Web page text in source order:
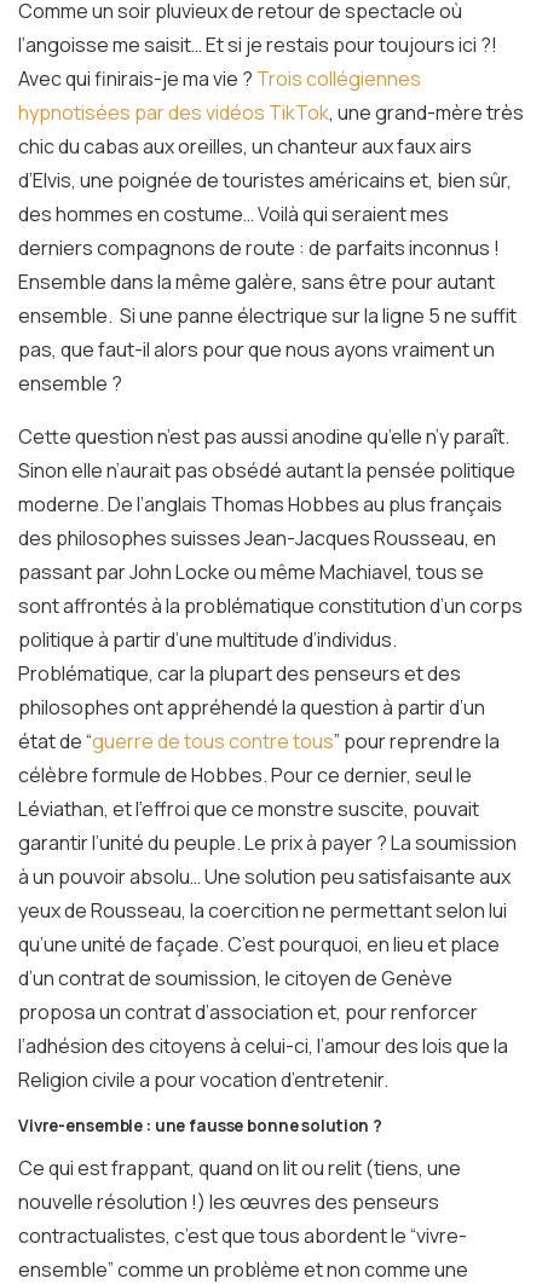
Comme un soir pluvieux de retour de spectacle où
l’angoisse me saisit… Et si je restais pour toujours ici ?!
Avec qui finirais-je ma vie ? Trois collégiennes
hypnotisées par des vidéos TikTok, une grand-mère très
chic du cabas aux oreilles, un chanteur aux faux airs
d’Elvis, une poignée de touristes américains et, bien sûr,
des hommes en costume… Voilà qui seraient mes
derniers compagnons de route : de parfaits inconnus !
Ensemble dans la même galère, sans être pour autant
ensemble. Si une panne électrique sur la ligne 5 ne suffit
pas, que faut-il alors pour que nous ayons vraiment un
ensemble ?
Cette question n’est pas aussi anodine qu’elle n’y paraît.
Sinon elle n’aurait pas obsédé autant la pensée politique
moderne. De l’anglais Thomas Hobbes au plus français
des philosophes suisses Jean-Jacques Rousseau, en
passant par John Locke ou même Machiavel, tous se
sont affrontés à la problématique constitution d’un corps
politique à partir d’une multitude d’individus.
Problématique, car la plupart des penseurs et des
philosophes ont appréhendé la question à partir d’un
état de “guerre de tous contre tous” pour reprendre la
célèbre formule de Hobbes. Pour ce dernier, seul le
Léviathan, et l’effroi que ce monstre suscite, pouvait
garantir l’unité du peuple. Le prix à payer ? La soumission
à un pouvoir absolu… Une solution peu satisfaisante aux
yeux de Rousseau, la coercition ne permettant selon lui
qu’une unité de façade. C’est pourquoi, en lieu et place
d’un contrat de soumission, le citoyen de Genève
proposa un contrat d’association et, pour renforcer
l’adhésion des citoyens à celui-ci, l’amour des lois que la
Religion civile a pour vocation d’entretenir.
Vivre-ensemble : une fausse bonne solution ?
Ce qui est frappant, quand on lit ou relit (tiens, une
nouvelle résolution !) les œuvres des penseurs
contractualistes, c’est que tous abordent le “vivre-
ensemble” comme un problème et non comme une